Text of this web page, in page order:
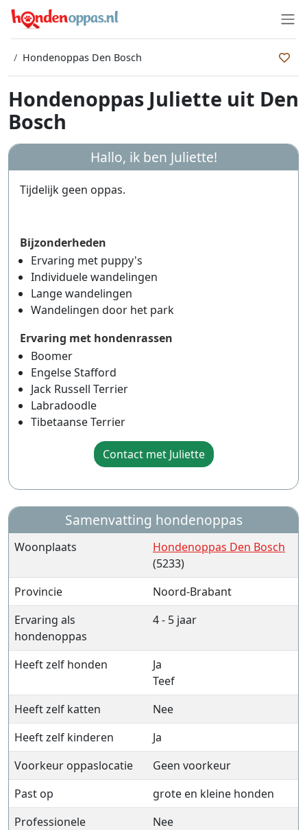
Hondenoppas Den Bosch
Hondenoppas Juliette uit Den
Bosch
Hallo, ik ben Juliette!
Tijdelijk geen oppas.
Bijzonderheden
Ervaring met puppy's
Individuele wandelingen
Lange wandelingen
Wandelingen door het park
Ervaring met hondenrassen
Boomer
Engelse Stafford
Jack Russell Terrier
Labradoodle
Tibetaanse Terrier
Contact met Juliette
Samenvatting hondenoppas
Woonplaats
Hondenoppas Den Bosch
(5233)
Provincie
Noord-Brabant
Ervaring als
hondenoppas
4 - 5 jaar
Heeft zelf honden
Ja
Teef
Heeft zelf katten
Nee
Heeft zelf kinderen
Ja
Voorkeur oppaslocatie
Geen voorkeur
Past op
grote en kleine honden
Professionele
Nee